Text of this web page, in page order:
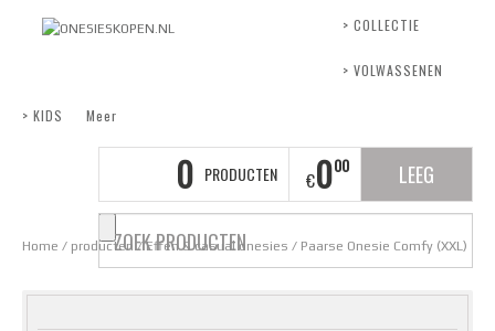
> COLLECTIE
> VOLWASSENEN
> KIDS Meer
0 PRODUCTEN €000 LEEG
Home / producten /Effen & casual onesies / Paarse Onesie Comfy (XXL)